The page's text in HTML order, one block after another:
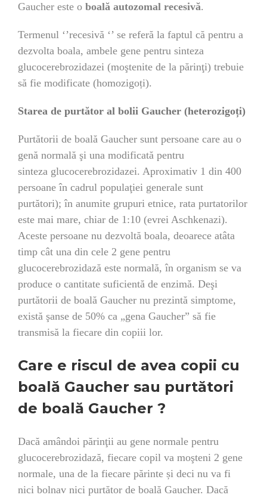
Gaucher este o boală autozomal recesivă.
Termenul ‘’recesivă ‘’ se referă la faptul că pentru a
dezvolta boala, ambele gene pentru sinteza
glucocerebrozidazei (moştenite de la părinţi) trebuie
să fie modificate (homozigoți).
Starea de purtător al bolii Gaucher (heterozigoți)
Purtătorii de boală Gaucher sunt persoane care au o
genă normală şi una modificată pentru
sinteza glucocerebrozidazei. Aproximativ 1 din 400
persoane în cadrul populaţiei generale sunt
purtători); în anumite grupuri etnice, rata purtatorilor
este mai mare, chiar de 1:10 (evrei Aschkenazi).
Aceste persoane nu dezvoltă boala, deoarece atâta
timp cât una din cele 2 gene pentru
glucocerebrozidază este normală, în organism se va
produce o cantitate suficientă de enzimă. Deşi
purtătorii de boală Gaucher nu prezintă simptome,
există şanse de 50% ca „gena Gaucher” să fie
transmisă la fiecare din copiii lor.
Care e riscul de avea copii cu
boală Gaucher sau purtători
de boală Gaucher ?
Dacă amândoi părinţii au gene normale pentru
glucocerebrozidază, fiecare copil va moşteni 2 gene
normale, una de la fiecare părinte și deci nu va fi
nici bolnav nici purtător de boală Gaucher. Dacă